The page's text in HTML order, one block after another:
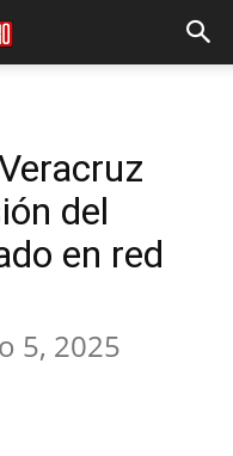
del
en red
5, 2025